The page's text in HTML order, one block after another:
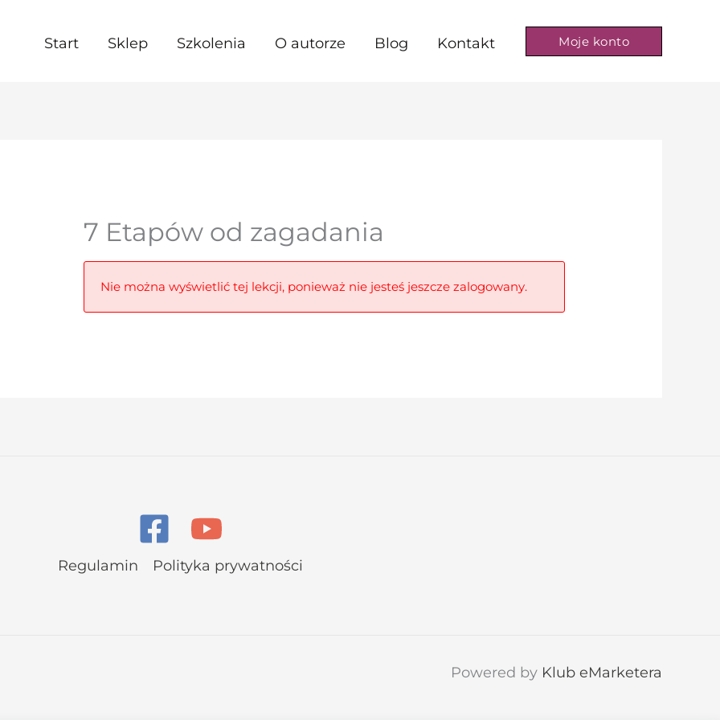
Start Sklep Szkolenia O autorze Blog Kontakt Moje konto
7 Etapów od zagadania
Nie można wyświetlić tej lekcji, ponieważ nie jesteś jeszcze zalogowany.
Regulamin Polityka prywatności
Powered by Klub eMarketera